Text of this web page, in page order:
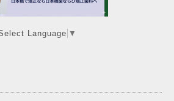
Language ▼